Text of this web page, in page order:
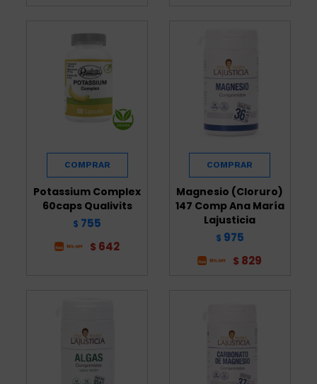
Potassium Complex
60caps Qualivits
$ 755
$ 642
Magnesio (Cloruro)
147 Comp Ana María
Lajusticia
$ 975
$ 829